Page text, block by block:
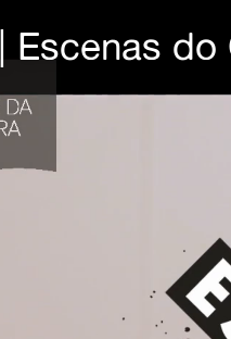
|| Escenas